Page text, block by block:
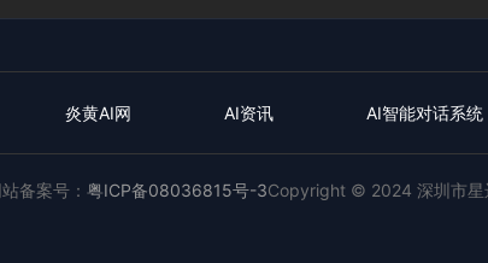
炎黄AI网 AI资讯 AI智能对话系统
备案号： 粤ICP备08036815号-3Copyright © 2024 深圳市星